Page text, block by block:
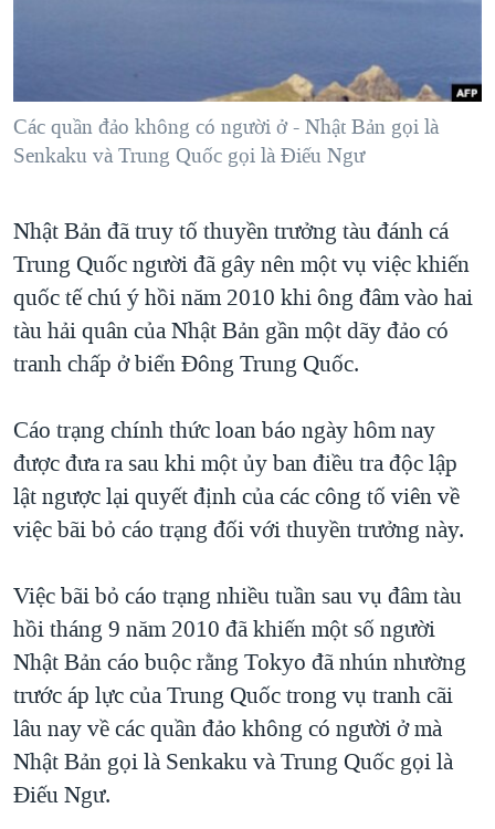
KINH TẾ
KHOA HỌC
VĂN HOÁ
THỂ THAO
GIÁO DỤC
MỘT NĂM CHIẾN TRANH TẠI DẢI GAZA
GIẢI MÃ VÀNH ĐAI & CON ĐƯỜNG
NGÀY TỊ NẠN THẾ GIỚI
GROUND ZERO – XƯA VÀ NAY
CHI PHÍ CHIẾN TRANH AFGHANISTAN
CÁC GIÁ TRỊ CỘNG HÒA Ở VIỆT NAM
THƯỢNG ĐỈNH TRUMP-KIM TẠI VIỆT NAM
NGƯ DÂN VIỆT VÀ LÀN SÓNG TRỘM HẢI SÂM
BÊN KIA QUỐC LỘ: TIẾNG VỌNG TỪ NÔNG THÔN MỸ
QUAN HỆ VIỆT MỸ
MẠNG XÃ HỘI
Ngôn ngữ khác
Các quần đảo không có người ở - Nhật Bản gọi là
Senkaku và Trung Quốc gọi là Điếu Ngư
Nhật Bản đã truy tố thuyền trưởng tàu đánh cá
Trung Quốc người đã gây nên một vụ việc khiến
quốc tế chú ý hồi năm 2010 khi ông đâm vào hai
tàu hải quân của Nhật Bản gần một dãy đảo có
tranh chấp ở biển Đông Trung Quốc.
Cáo trạng chính thức loan báo ngày hôm nay
được đưa ra sau khi một ủy ban điều tra độc lập
lật ngược lại quyết định của các công tố viên về
việc bãi bỏ cáo trạng đối với thuyền trưởng này.
Việc bãi bỏ cáo trạng nhiều tuần sau vụ đâm tàu
hồi tháng 9 năm 2010 đã khiến một số người
Nhật Bản cáo buộc rằng Tokyo đã nhún nhường
trước áp lực của Trung Quốc trong vụ tranh cãi
lâu nay về các quần đảo không có người ở mà
Nhật Bản gọi là Senkaku và Trung Quốc gọi là
Điếu Ngư.